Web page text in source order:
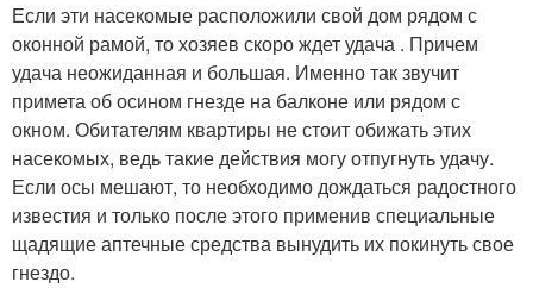
Если эти насекомые расположили свой дом рядом с
оконной рамой, то хозяев скоро ждет удача . Причем
удача неожиданная и большая. Именно так звучит
примета об осином гнезде на балконе или рядом с
окном. Обитателям квартиры не стоит обижать этих
насекомых, ведь такие действия могу отпугнуть удачу.
Если осы мешают, то необходимо дождаться радостного
известия и только после этого применив специальные
щадящие аптечные средства вынудить их покинуть свое
гнездо.